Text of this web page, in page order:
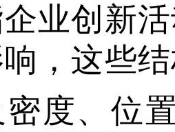
企业创新
，这些
度、位